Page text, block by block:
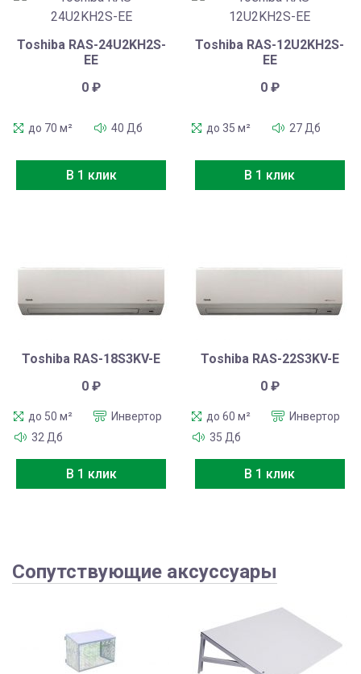
Toshiba RAS-24U2KH2S-
EE
0₽
до 70 м² 40 Дб
В 1 клик
Toshiba RAS-12U2KH2S-
EE
0 ₽
до 35 м² 27 Дб
В 1 клик
Toshiba RAS-18S3KV-E
0₽
до 50 м²
Инвертор
32 Дб
В 1 клик
Toshiba RAS-22S3KV-E
0 ₽
до 60 м²
Инвертор
35 Дб
В 1 клик
Сопутствующие аксуссуары